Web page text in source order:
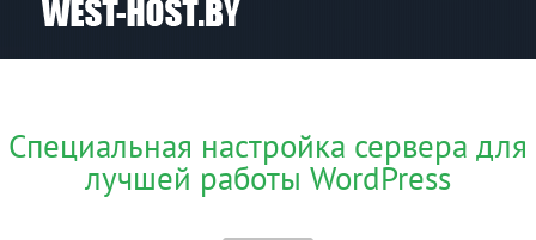
Специальная настройка сервера для
лучшей работы WordPress